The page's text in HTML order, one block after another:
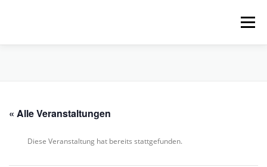
Menü
VERLEIH, TOUREN UND SUP
« Alle Veranstaltungen
Diese Veranstaltung hat bereits stattgefunden.